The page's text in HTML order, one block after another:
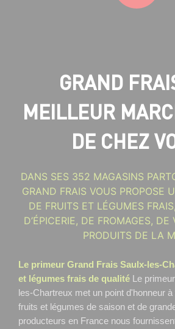
GRAND
MEILLEUR
DE CHEZ
DANS SES 352 MAGASINS
GRAND FRAIS VOUS PROPOSE
DE FRUITS ET LÉGUMES
D’ÉPICERIE, DE FROMAGES,
PRODUITS DE LA
Le primeur Grand Frais Saulx-les-
et légumes frais de qualité Le
les-Chartreux met un point d'honneur
fruits et légumes de saison et de
producteurs en France nous